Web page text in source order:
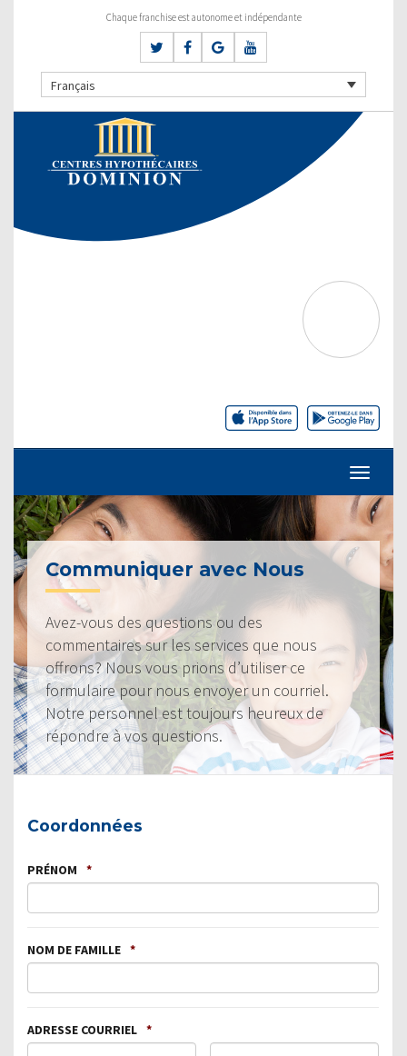
Chaque franchise est autonome et indépendante
Français
Communiquer avec Nous
Avez-vous des questions ou des
commentaires sur les services que nous
offrons? Nous vous prions d’utiliser ce
formulaire pour nous envoyer un courriel.
Notre personnel est toujours heureux de
répondre à vos questions.
Coordonnées
PRÉNOM *
NOM DE FAMILLE *
ADRESSE COURRIEL *